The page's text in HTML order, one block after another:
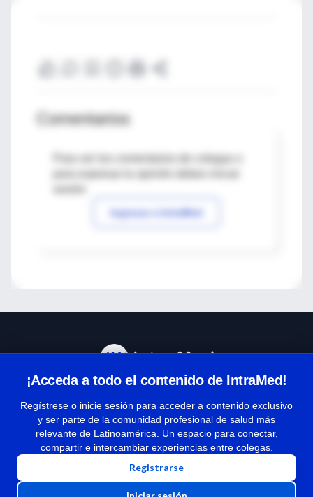
Comentarios
Para ver los comentarios de colegas o
Ingresar a IntraMed
¡Acceda a todo el contenido de IntraMed!
Regístrese o inicie sesión para acceder a contenido exclusivo
y ser parte de la comunidad profesional de salud más
relevante de Latinoamérica. Un espacio para conectar,
compartir e intercambiar experiencias entre colegas.
Registrarse
Términos y condiciones
| Políticas de privacidad
| Todos los derechos reservados | Copyright 1997-2026